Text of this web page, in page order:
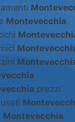
Montevecchia
prezzi
Montevecchia